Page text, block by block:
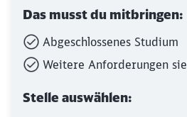
Das musst du mitbringen:
Abgeschlossenes Studium
Weitere Anforderungen
Stelle auswählen: